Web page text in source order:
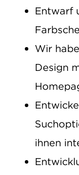
Entwarf
Wir
Design
ihnen